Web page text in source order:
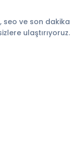
seo ve son dakika
ulaştırıyoruz.